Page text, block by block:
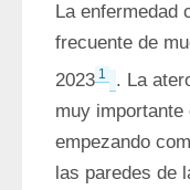
La enfermedad
frecuente de
2023 1
. La
muy importante
empezando
las paredes de